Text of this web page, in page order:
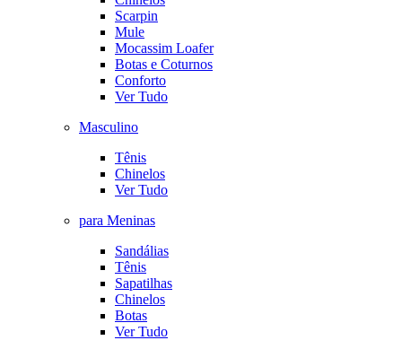
Scarpin
Mule
Mocassim Loafer
Botas e Coturnos
Conforto
Ver Tudo
Masculino
Tênis
Chinelos
Ver Tudo
para Meninas
Sandálias
Tênis
Sapatilhas
Chinelos
Botas
Ver Tudo